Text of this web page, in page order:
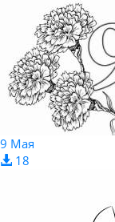
9 Мая
18